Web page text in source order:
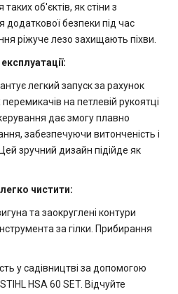
об'єктів, як стіни з
безпеки під час
ріжуче лезо захищають піхви.
легкий запуск за рахунок
на петлевій рукоятці
дає змогу плавно
забезпечуючи витонченість і
зручний дизайн підійде як
чистити:
та заокруглені контури
за гілки. Прибирання
у садівництві за допомогою
HSA 60 SET. Відчуйте